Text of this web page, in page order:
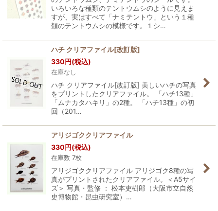
いろいろな種類のテントウムシのように見えま
すが、実はすべて「ナミテントウ」という１種
類のテントウムシの模様です。１シ…
ハチ クリアファイル[改訂版]
330円(税込)
在庫なし
ハチ クリアファイル[改訂版] 美しいハチの写真
をプリントしたクリアファイル。 「ハチ13種」
「ムナカタハキリ」の2種。 「ハチ13種」の初
回（201…
アリジゴククリアファイル
330円(税込)
在庫数 7枚
アリジゴククリアファイル アリジゴク8種の写
真がプリントされたクリアファイル。＜A5サイ
ズ＞ 写真・監修 ： 松本吏樹郎（大阪市立自然
史博物館・昆虫研究室）…